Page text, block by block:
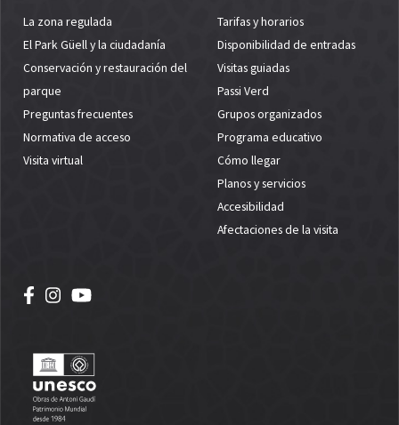
La zona regulada
El Park Güell y la ciudadanía
Conservación y restauración del
parque
Preguntas frecuentes
Normativa de acceso
Visita virtual
Tarifas y horarios
Disponibilidad de entradas
Visitas guiadas
Passi Verd
Grupos organizados
Programa educativo
Cómo llegar
Planos y servicios
Accesibilidad
Afectaciones de la visita